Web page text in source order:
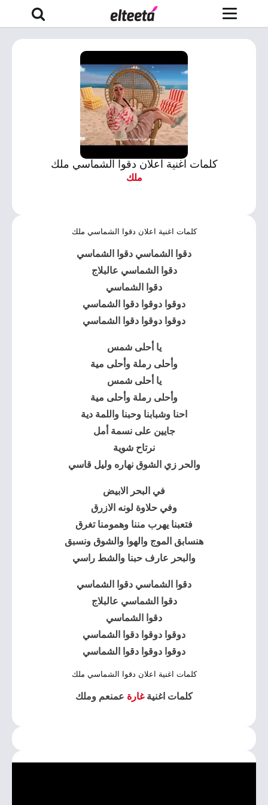
كلمات اغنية اعلان دقوا الشماسي ملك
ملك
كلمات اغنية اعلان دقوا الشماسي ملك
دقوا الشماسي دقوا الشماسي
دقوا الشماسي عالبلاج
دقوا الشماسي
دوقوا دوقوا دقوا الشماسي
دوقوا دوقوا دقوا الشماسي
يا أحلى شمس
وأحلى رملة وأحلى مية
يا أحلى شمس
وأحلى رملة وأحلى مية
احنا وشبابنا وحبنا واللمة دية
جايين على نسمة أمل
نرتاح شوية
والحر زي الشوق نهاره وليل قاسي
في البحر الابيض
وفي حلاوة لونه الازرق
فتعبنا يهرب مننا وهمومنا تغرق
هنسابق الموج والهوا والشوق ونسبق
والبحر عارف حبنا والشط راسي
دقوا الشماسي دقوا الشماسي
دقوا الشماسي عالبلاج
دقوا الشماسي
دوقوا دوقوا دقوا الشماسي
دوقوا دوقوا دقوا الشماسي
كلمات اغنية اعلان دقوا الشماسي ملك
كلمات اغنيةغارة عمنعم وملك